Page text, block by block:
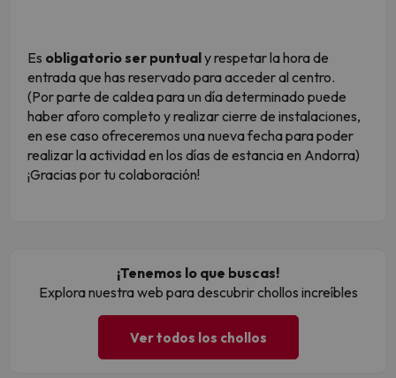
Es obligatorio ser puntualy respetar la hora de
entrada que has reservado para acceder al centro.
(Por parte de caldea para un día determinado puede
haber aforo completo y realizar cierre de instalaciones,
en ese caso ofreceremos una nueva fecha para poder
realizar la actividad en los días de estancia en Andorra)
¡Gracias por tu colaboración!
¡Tenemos lo que buscas!
Explora nuestra web para descubrir chollos increíbles
Ver todos los chollos